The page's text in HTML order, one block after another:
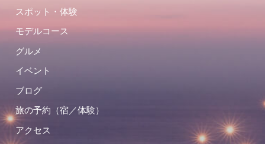
スポット・体験
モデルコース
グルメ
イベント
ブログ
旅の予約（宿／体験）
アクセス